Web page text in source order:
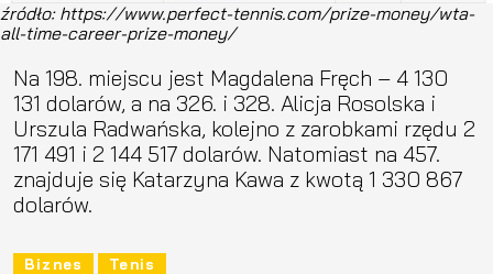
źródło: https://www.perfect-tennis.com/prize-money/wta-
all-time-career-prize-money/
Na 198. miejscu jest Magdalena Fręch – 4 130
131 dolarów, a na 326. i 328. Alicja Rosolska i
Urszula Radwańska, kolejno z zarobkami rzędu 2
171 491 i 2 144 517 dolarów. Natomiast na 457.
znajduje się Katarzyna Kawa z kwotą 1 330 867
dolarów.
Biznes Tenis